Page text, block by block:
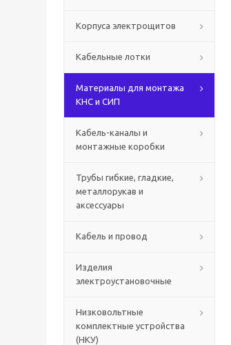
Корпуса электрощитов
Кабельные лотки
Материалы для монтажа
КНС и СИП
Кабель-каналы и
монтажные коробки
Трубы гибкие, гладкие,
металлорукав и
аксессуары
Кабель и провод
Изделия
электроустановочные
Низковольтные
комплектные устройства
(НКУ)